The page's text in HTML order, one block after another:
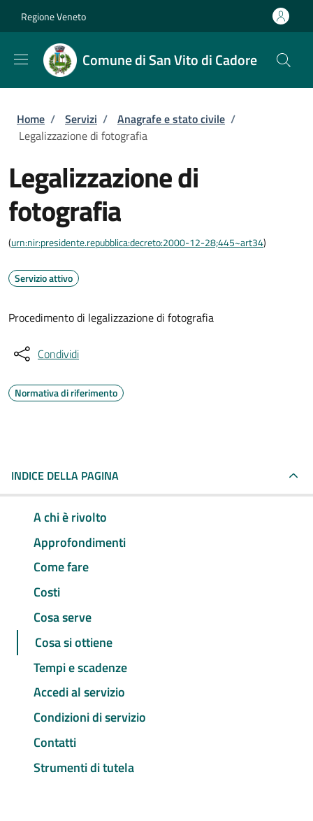
Regione Veneto
Comune di San Vito di Cadore
Briciole di pane
Home / Servizi / Anagrafe e stato civile /
Legalizzazione di fotografia
Legalizzazione di
fotografia
(urn:nir:presidente.repubblica:decreto:2000-12-28;445~art34)
Servizio attivo
Procedimento di legalizzazione di fotografia
Condividi
Normativa di riferimento
INDICE DELLA PAGINA
A chi è rivolto
Approfondimenti
Come fare
Costi
Cosa serve
Cosa si ottiene
Tempi e scadenze
Accedi al servizio
Condizioni di servizio
Contatti
Strumenti di tutela